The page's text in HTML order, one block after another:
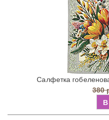
Салфетка
380